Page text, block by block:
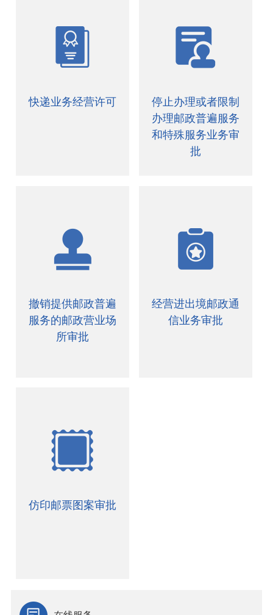
快递业务经营许可
停止办理或者限制
办理邮政普遍服务
和特殊服务业务审
批
撤销提供邮政普遍
服务的邮政营业场
所审批
经营进出境邮政通
信业务审批
仿印邮票图案审批